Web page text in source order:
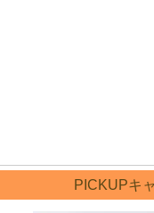
PICKUPキ